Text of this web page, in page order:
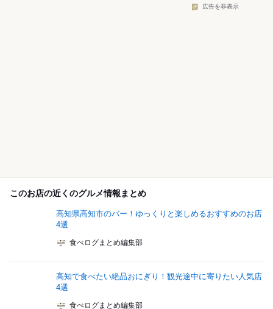
広告を非表示
このお店の近くのグルメ情報まとめ
高知県高知市のバー！ゆっくりと楽しめるおすすめのお店
4選
食べログまとめ編集部
高知で食べたい絶品おにぎり！観光途中に寄りたい人気店
4選
食べログまとめ編集部